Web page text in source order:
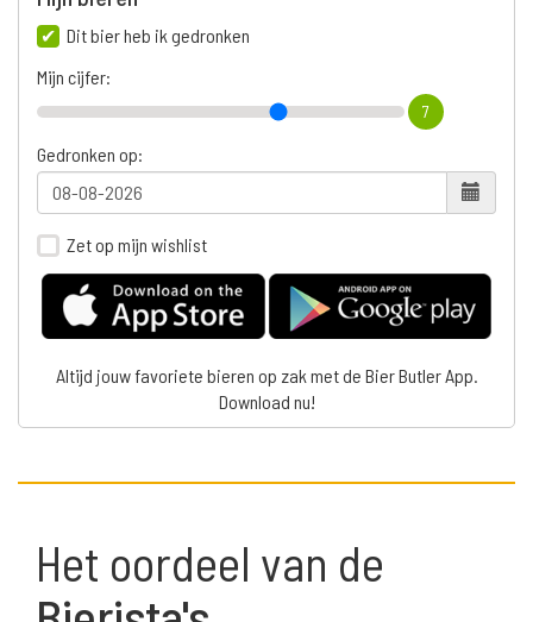
Dit bier heb ik gedronken
Mijn cijfer:
7
Gedronken op:
Zet op mijn wishlist
Altijd jouw favoriete bieren op zak met de Bier Butler App.
Download nu!
Het oordeel van de